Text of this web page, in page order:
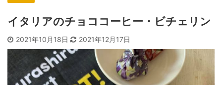
イタリアのチョココーヒー・ビチェリン
2021年10月18日 2021年12月17日